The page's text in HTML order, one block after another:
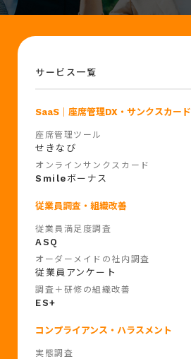
サービス一覧
SaaS ｜座席管理DX・サンクスカード
座席管理ツール
せきなび
オンラインサンクスカード
Smile ボーナス
従業員調査・組織改善
従業員満足度調査
ASQ
オーダーメイドの社内調査
従業員アンケート
調査＋研修の組織改善
ES+
コンプライアンス・ハラスメント
実態調査